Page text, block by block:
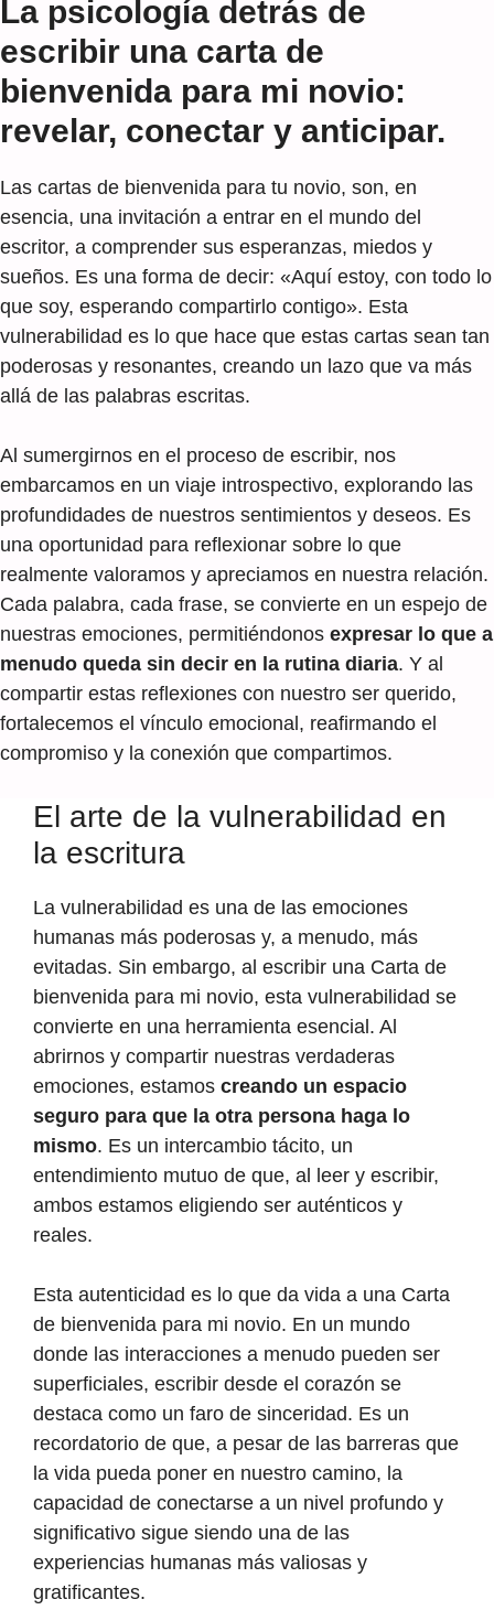
La psicología detrás de
escribir una carta de
bienvenida para mi novio:
revelar, conectar y anticipar.
Las cartas de bienvenida para tu novio, son, en
esencia, una invitación a entrar en el mundo del
escritor, a comprender sus esperanzas, miedos y
sueños. Es una forma de decir: «Aquí estoy, con todo lo
que soy, esperando compartirlo contigo». Esta
vulnerabilidad es lo que hace que estas cartas sean tan
poderosas y resonantes, creando un lazo que va más
allá de las palabras escritas.
Al sumergirnos en el proceso de escribir, nos
embarcamos en un viaje introspectivo, explorando las
profundidades de nuestros sentimientos y deseos. Es
una oportunidad para reflexionar sobre lo que
realmente valoramos y apreciamos en nuestra relación.
Cada palabra, cada frase, se convierte en un espejo de
nuestras emociones, permitiéndonos expresar lo que a
menudo queda sin decir en la rutina diaria. Y al
compartir estas reflexiones con nuestro ser querido,
fortalecemos el vínculo emocional, reafirmando el
compromiso y la conexión que compartimos.
El arte de la vulnerabilidad en
la escritura
La vulnerabilidad es una de las emociones
humanas más poderosas y, a menudo, más
evitadas. Sin embargo, al escribir una Carta de
bienvenida para mi novio, esta vulnerabilidad se
convierte en una herramienta esencial. Al
abrirnos y compartir nuestras verdaderas
emociones, estamos creando un espacio
seguro para que la otra persona haga lo
mismo. Es un intercambio tácito, un
entendimiento mutuo de que, al leer y escribir,
ambos estamos eligiendo ser auténticos y
reales.
Esta autenticidad es lo que da vida a una Carta
de bienvenida para mi novio. En un mundo
donde las interacciones a menudo pueden ser
superficiales, escribir desde el corazón se
destaca como un faro de sinceridad. Es un
recordatorio de que, a pesar de las barreras que
la vida pueda poner en nuestro camino, la
capacidad de conectarse a un nivel profundo y
significativo sigue siendo una de las
experiencias humanas más valiosas y
gratificantes.